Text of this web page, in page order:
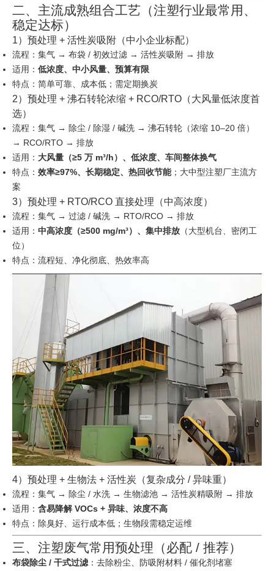
二、主流成熟组合工艺（注塑行业最常用、
稳定达标）
1）预处理 + 活性炭吸附（中小企业标配）
流程：集气 → 布袋 / 初效过滤 → 活性炭吸附 → 排放
适用： 低浓度、中小风量、预算有限
特点：简单可靠、成本低；需定期换炭
2）预处理 + 沸石转轮浓缩 + RCO/RTO（大风量低浓度首
选）
流程：集气 → 除尘 / 除湿 / 碱洗 → 沸石转轮（浓缩 10–20 倍）
→ RCO/RTO → 排放
适用： 大风量（≥5 万 m³/h）、低浓度、车间整体换气
特点： 效率≥97%、长期稳定、热回收节能；大中型注塑厂主流方
案
3）预处理 + RTO/RCO 直接处理（中高浓度）
流程：集气 → 过滤 / 碱洗 → RTO/RCO → 排放
适用： 中高浓度（≥500 mg/m³）、集中排放 （大型机台、密闭工
位）
特点：流程短、净化彻底、热效率高
4）预处理 + 生物法 + 活性炭（复杂成分 / 异味重）
流程：集气 → 除尘 / 水洗 → 生物滤池 → 活性炭精吸附 → 排放
适用： 含易降解 VOCs + 异味、浓度不高
特点：除臭好、运行成本低；生物段需稳定运维
三、注塑废气常用预处理（必配 / 推荐）
布袋除尘 / 干式过滤：去除粉尘、防吸附材料 / 催化剂堵塞